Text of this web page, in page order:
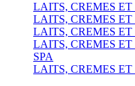
LAITS, CREMES
LAITS, CREMES
LAITS, CREMES
LAITS, CREMES
SPA
LAITS, CREMES